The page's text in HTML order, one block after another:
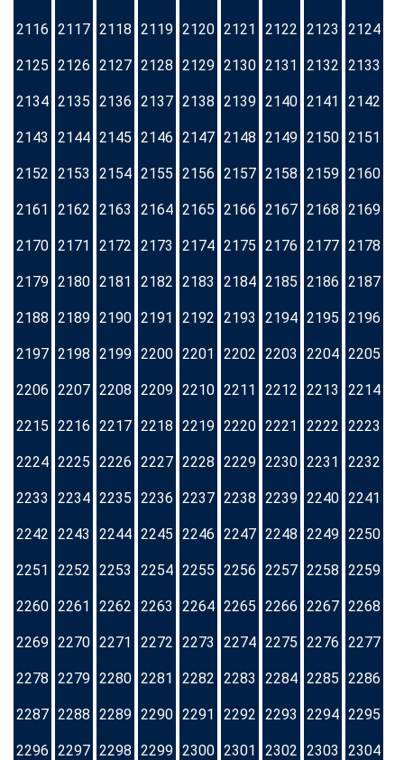
2116 2117 2118 2119 2120 2121 2122 2123 2124
2125 2126 2127 2128 2129 2130 2131 2132 2133
2134 2135 2136 2137 2138 2139 2140 2141 2142
2143 2144 2145 2146 2147 2148 2149 2150 2151
2152 2153 2154 2155 2156 2157 2158 2159 2160
2161 2162 2163 2164 2165 2166 2167 2168 2169
2170 2171 2172 2173 2174 2175 2176 2177 2178
2179 2180 2181 2182 2183 2184 2185 2186 2187
2188 2189 2190 2191 2192 2193 2194 2195 2196
2197 2198 2199 2200 2201 2202 2203 2204 2205
2206 2207 2208 2209 2210 2211 2212 2213 2214
2215 2216 2217 2218 2219 2220 2221 2222 2223
2224 2225 2226 2227 2228 2229 2230 2231 2232
2233 2234 2235 2236 2237 2238 2239 2240 2241
2242 2243 2244 2245 2246 2247 2248 2249 2250
2251 2252 2253 2254 2255 2256 2257 2258 2259
2260 2261 2262 2263 2264 2265 2266 2267 2268
2269 2270 2271 2272 2273 2274 2275 2276 2277
2278 2279 2280 2281 2282 2283 2284 2285 2286
2287 2288 2289 2290 2291 2292 2293 2294 2295
2296 2297 2298 2299 2300 2301 2302 2303 2304